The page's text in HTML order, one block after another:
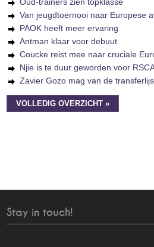
Van jeugdtoernooi naar Europese
PAOK heeft meer ervaring
Antman klaar voor debuut
Coucke reist mee naar cruciale
Njie is te duur geworden voor
Zavier Gozo mag van de
VOLLEDIG OVERZICHT »
Stay in touch!